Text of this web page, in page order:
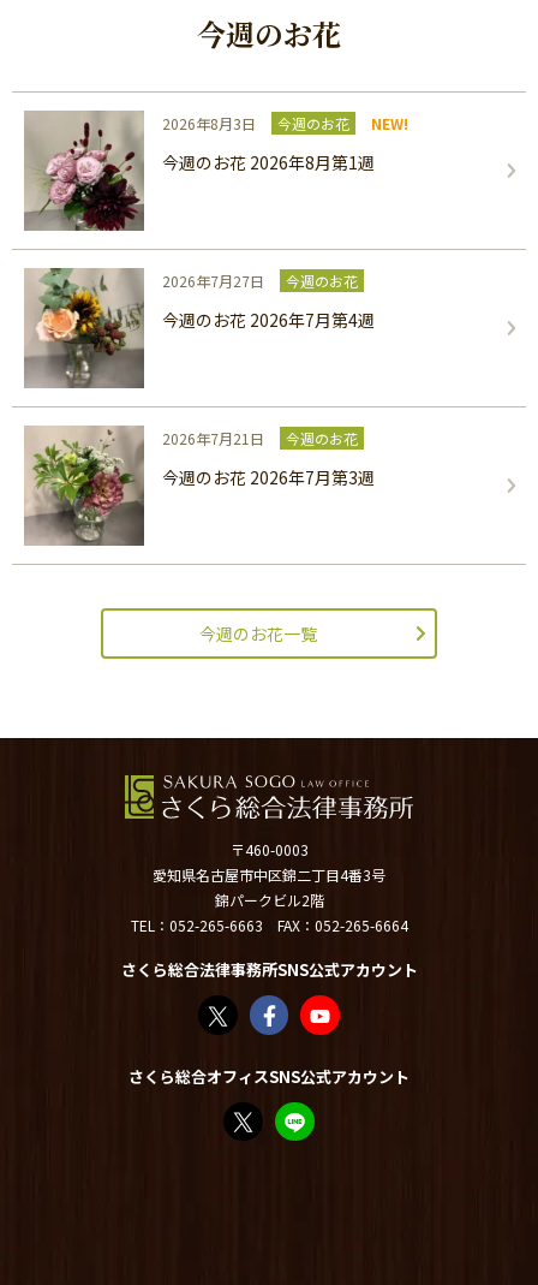
今週のお花
2026年8月3日 今週のお花 NEW!
今週のお花 2026年8月第1週
2026年7月27日 今週のお花
今週のお花 2026年7月第4週
2026年7月21日 今週のお花
今週のお花 2026年7月第3週
今週のお花一覧
〒460-0003
愛知県名古屋市中区錦二丁目4番3号
錦パークビル2階
TEL： 052-265-6663 FAX：052-265-6664
さくら総合法律事務所SNS公式アカウント
さくら総合法律事務所（@sakurasogolaw
さくら総合法律事務所 | Facebook
さくら総合法律事務所 -
さくら総合オフィスSNS公式アカウント
FP竹内美土璃（@fpsakurasogo）さん
教えてみどり先生【公式LINE】